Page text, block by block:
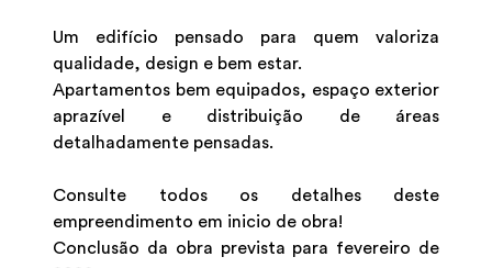
Um edifício pensado para quem valoriza
qualidade, design e bem estar.
Apartamentos bem equipados, espaço exterior
aprazível e distribuição de áreas
detalhadamente pensadas.
Consulte todos os detalhes deste
empreendimento em inicio de obra!
Conclusão da obra prevista para fevereiro de